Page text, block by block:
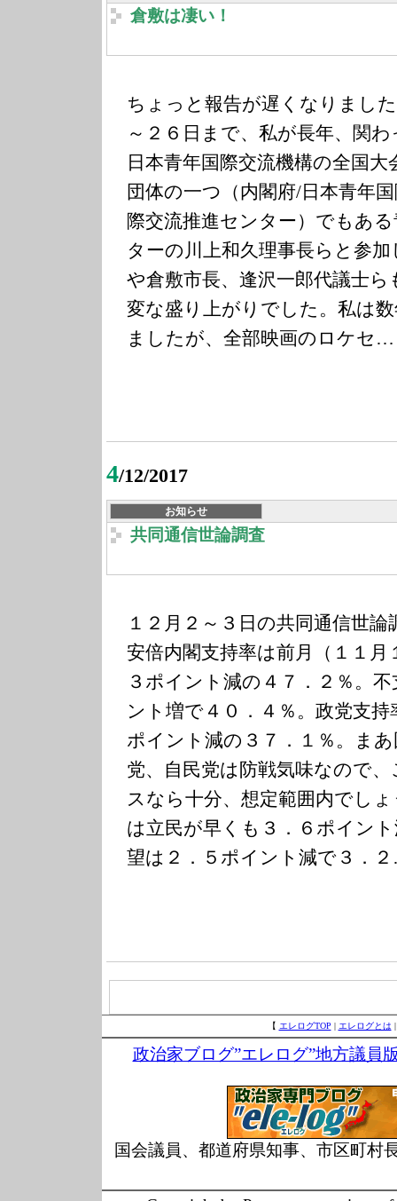
倉敷は凄い！
ちょっと報告が遅くなりまし
～２６日まで、私が長年、関
日本青年国際交流機構の全国
団体の一つ（内閣府/日本青年
際交流推進センター）でもあ
ターの川上和久理事長らと参
や倉敷市長、逢沢一郎代議士
変な盛り上がりでした。私は
ましたが、全部映画のロケセ…
4/12/2017
お知らせ
共同通信世論調査
１２月２～３日の共同通信世
安倍内閣支持率は前月（１１月
３ポイント減の４７．２％。
ント増で４０．４％。政党支
ポイント減の３７．１％。ま
党、自民党は防戦気味なので
スなら十分、想定範囲内でし
は立民が早くも３．６ポイン
望は２．５ポイント減で３．
【 エレログTOP | エレログとは
政治家ブログ”エレログ”地方議員
国会議員、都道府県知事、市区町村